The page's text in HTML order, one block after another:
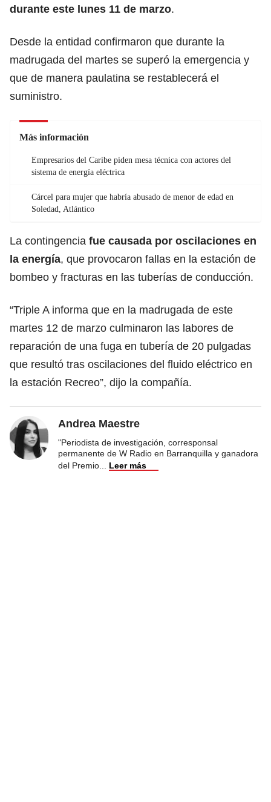
durante este lunes 11 de marzo.
Desde la entidad confirmaron que durante la
madrugada del martes se superó la emergencia y
que de manera paulatina se restablecerá el
suministro.
Más información
Empresarios del Caribe piden mesa técnica con actores del
sistema de energía eléctrica
Cárcel para mujer que habría abusado de menor de edad en
Soledad, Atlántico
La contingencia fue causada por oscilaciones en
la energía, que provocaron fallas en la estación de
bombeo y fracturas en las tuberías de conducción.
“Triple A informa que en la madrugada de este
martes 12 de marzo culminaron las labores de
reparación de una fuga en tubería de 20 pulgadas
que resultó tras oscilaciones del fluido eléctrico en
la estación Recreo”, dijo la compañía.
Andrea Maestre
"Periodista de investigación, corresponsal
permanente de W Radio en Barranquilla y ganadora
del Premio
Leer más